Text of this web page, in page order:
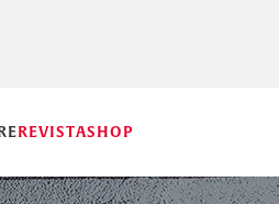
REVISTASHOP